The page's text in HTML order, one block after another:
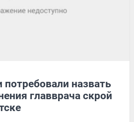
назвать
главврача скрой